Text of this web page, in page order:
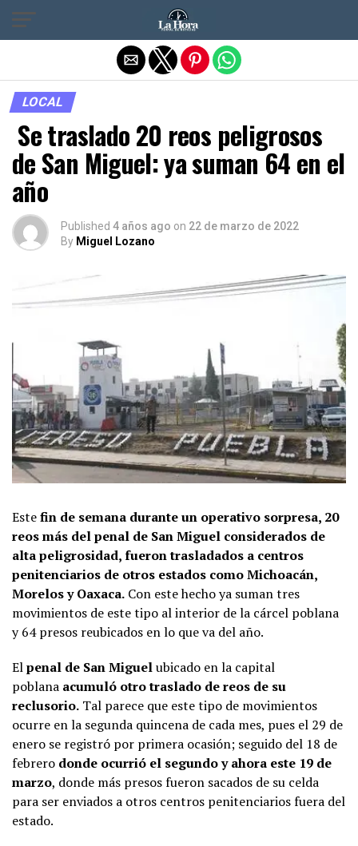
LOCAL
Se traslado 20 reos peligrosos
de San Miguel: ya suman 64 en el
año
Published 4 años ago on 22 de marzo de 2022
By Miguel Lozano
Estefin de semana durante un operativo sorpresa, 20
reos más del penal de San Miguel considerados de
alta peligrosidad, fueron trasladados a centros
penitenciarios de otros estados como Michoacán,
Morelos y Oaxaca. Con este hecho ya suman tres
movimientos de este tipo al interior de la cárcel poblana
y 64 presos reubicados en lo que va del año.
Elpenal de San Miguelubicado en la capital
poblana acumuló otro traslado de reos de su
reclusorio. Tal parece que este tipo de movimientos
ocurre en la segunda quincena de cada mes, pues el 29 de
enero se registró por primera ocasión; seguido del 18 de
febrero donde ocurrió el segundo y ahora este 19 de
marzo, donde más presos fueron sacados de su celda
para ser enviados a otros centros penitenciarios fuera del
estado.
Salir de la versión móvil